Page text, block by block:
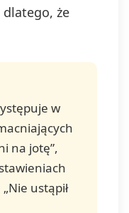
że
w
na jotę”,
ustąpił